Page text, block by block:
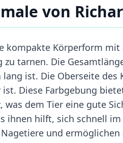
von
kompakte Körperform
tarnen. Die
lang ist. Die Oberseite
Diese Farbgebung
was dem Tier eine gute
ihnen hilft, sich schnell
und